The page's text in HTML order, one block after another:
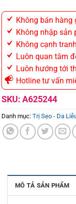
Không bán hàng
Không nhập sản
Không cạnh
Luôn quan tâm
Luôn hướng tới
Hotline tư vấn
SKU: A625244
Danh mục: Trị Sẹo - Da
MÔ TẢ SẢN PHẨM